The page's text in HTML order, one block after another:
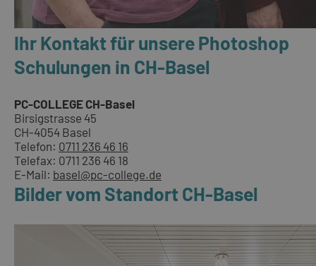
Ihr Kontakt für unsere Photoshop
Schulungen in CH-Basel
PC-COLLEGE CH-Basel
Birsigstrasse 45
CH-4054 Basel
Telefon: 0711 236 46 16
Telefax: 0711 236 46 18
E-Mail: basel@pc-college.de
Bilder vom Standort CH-Basel